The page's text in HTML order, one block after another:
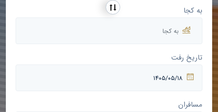
به کجا
تاریخ رفت
مسافران